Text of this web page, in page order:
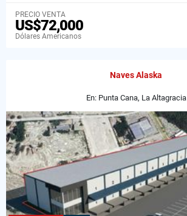
PRECIO VENTA
US$72,000
Dólares Americanos
Naves Alaska
En: Punta Cana, La Altagracia